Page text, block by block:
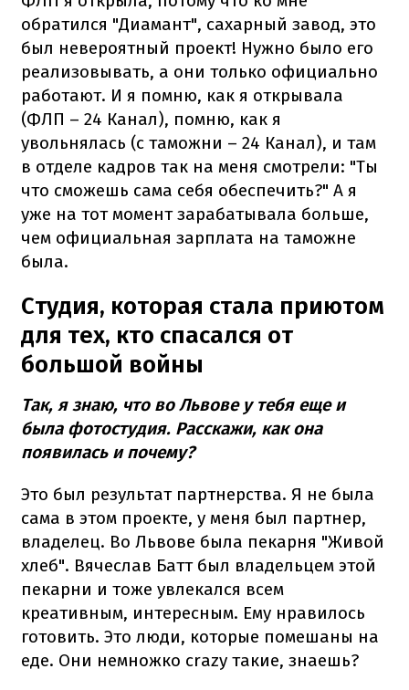
обратился "Диамант", сахарный завод, это
был невероятный проект! Нужно было его
реализовывать, а они только официально
работают. И я помню, как я открывала
(ФЛП – 24 Канал), помню, как я
увольнялась (с таможни – 24 Канал), и там
в отделе кадров так на меня смотрели: "Ты
что сможешь сама себя обеспечить?" А я
уже на тот момент зарабатывала больше,
чем официальная зарплата на таможне
была.
Студия, которая стала приютом
для тех, кто спасался от
большой войны
Так, я знаю, что во Львове у тебя еще и
была фотостудия. Расскажи, как она
появилась и почему?
Это был результат партнерства. Я не была
сама в этом проекте, у меня был партнер,
владелец. Во Львове была пекарня "Живой
хлеб". Вячеслав Батт был владельцем этой
пекарни и тоже увлекался всем
креативным, интересным. Ему нравилось
готовить. Это люди, которые помешаны на
еде. Они немножко crazy такие, знаешь?